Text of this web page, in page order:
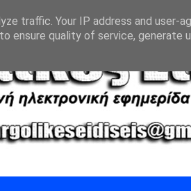
traffic. Your IP address and user-
ensure quality of service, generate